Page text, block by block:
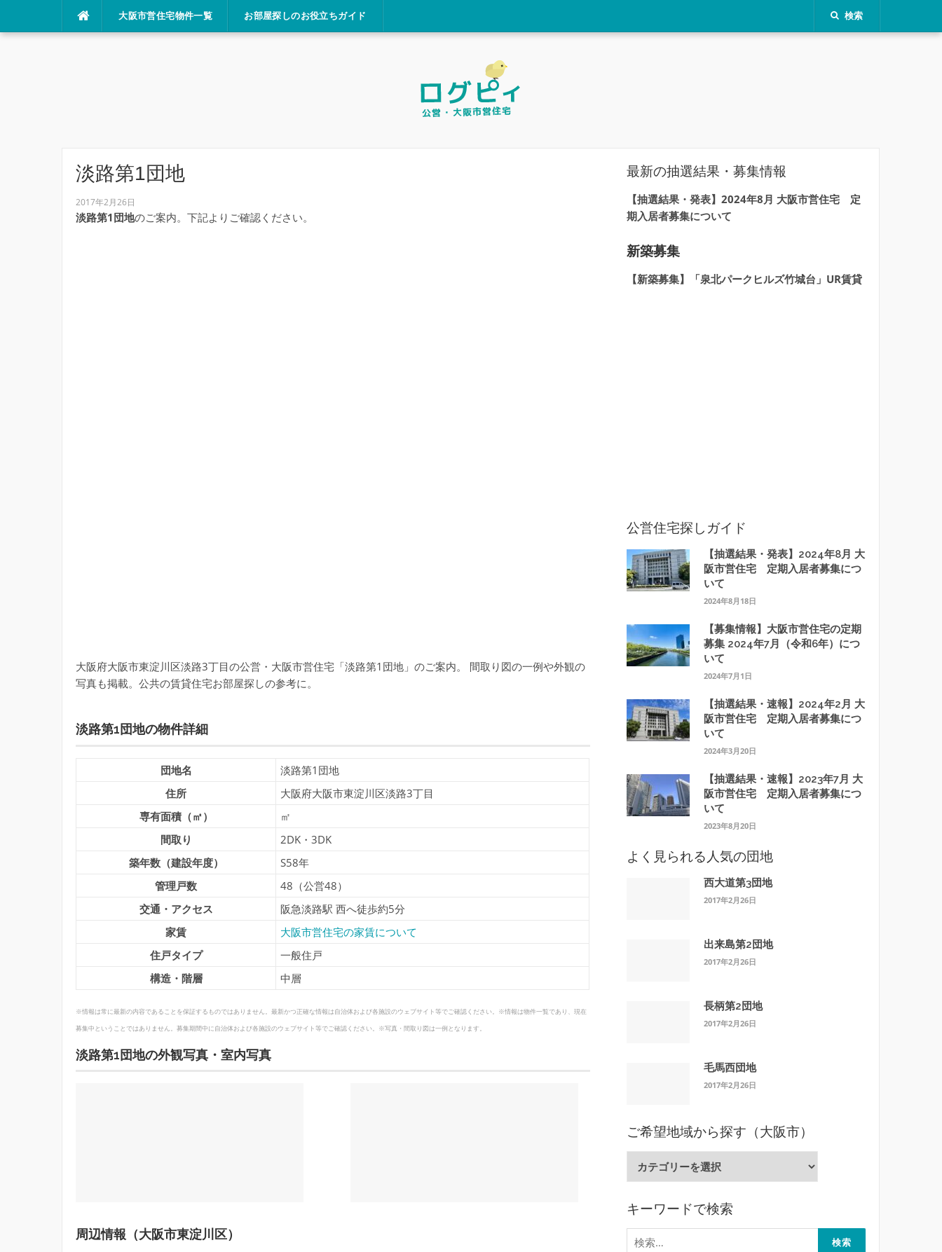
大阪市営住宅物件一覧 お部屋探しのお役立ちガイド 検索
淡路第1団地
2017年2月26日
淡路第1団地のご案内。下記よりご確認ください。
大阪府大阪市東淀川区淡路3丁目の公営・大阪市営住宅「淡路第1団地」のご案内。 間取り図の一例や外観の
写真も掲載。公共の賃貸住宅お部屋探しの参考に。
淡路第1団地の物件詳細
団地名
淡路第1団地
住所
大阪府大阪市東淀川区淡路3丁目
専有面積（㎡）
㎡
間取り
2DK・3DK
築年数（建設年度）
S58年
管理戸数
48（公営48）
交通・アクセス
阪急淡路駅 西へ徒歩約5分
家賃
大阪市営住宅の家賃について
住戸タイプ
一般住戸
構造・階層
中層
※情報は常に最新の内容であることを保証するものではありません。最新かつ正確な情報は自治体および各施設のウェブサイト等でご確認ください。※情報は物件一覧であり、現在
募集中ということではありません。募集期間中に自治体および各施設のウェブサイト等でご確認ください。※写真・間取り図は一例となります。
淡路第1団地の外観写真・室内写真
周辺情報（大阪市東淀川区）
最新の抽選結果・募集情報
【抽選結果・発表】2024年8月 大阪市営住宅 定
期入居者募集について
新築募集
【新築募集】「泉北パークヒルズ竹城台」UR賃貸
公営住宅探しガイド
【抽選結果・発表】2024年8月 大
阪市営住宅 定期入居者募集につ
いて
2024年8月18日
【募集情報】大阪市営住宅の定期
募集 2024年7月（令和6年）につ
いて
2024年7月1日
【抽選結果・速報】2024年2月 大
阪市営住宅 定期入居者募集につ
いて
2024年3月20日
【抽選結果・速報】2023年7月 大
阪市営住宅 定期入居者募集につ
いて
2023年8月20日
よく見られる人気の団地
西大道第3団地
2017年2月26日
出来島第2団地
2017年2月26日
長柄第2団地
2017年2月26日
毛馬西団地
2017年2月26日
ご希望地域から探す（大阪市）
地
域
か
キーワードで検索
検
索: